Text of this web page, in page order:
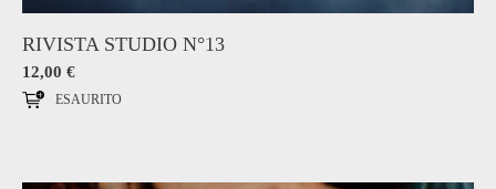
RIVISTA STUDIO N°13
12,00 €
ESAURITO